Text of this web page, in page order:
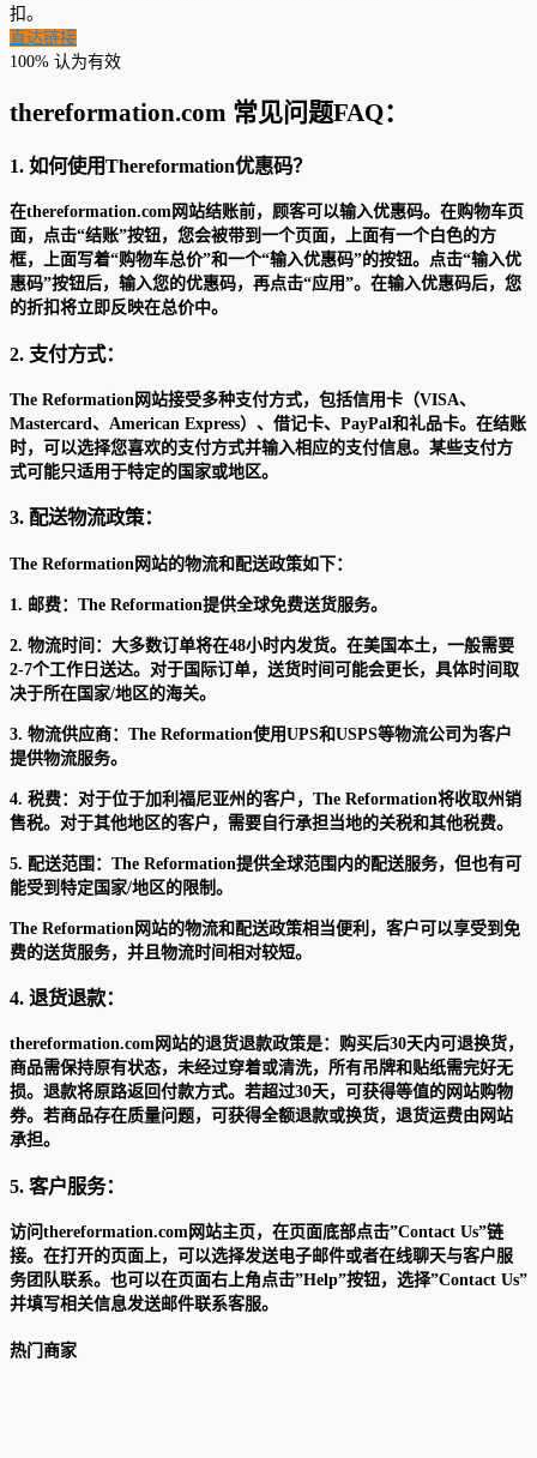
扣。
直达链接
100% 认为有效
thereformation.com 常见问题FAQ：
1. 如何使用Thereformation优惠码？
在thereformation.com网站结账前，顾客可以输入优惠码。在购物车页
面，点击“结账”按钮，您会被带到一个页面，上面有一个白色的方
框，上面写着“购物车总价”和一个“输入优惠码”的按钮。点击“输入优
惠码”按钮后，输入您的优惠码，再点击“应用”。在输入优惠码后，您
的折扣将立即反映在总价中。
2. 支付方式：
The Reformation网站接受多种支付方式，包括信用卡（VISA、
Mastercard、American Express）、借记卡、PayPal和礼品卡。在结账
时，可以选择您喜欢的支付方式并输入相应的支付信息。某些支付方
式可能只适用于特定的国家或地区。
3. 配送物流政策：
The Reformation网站的物流和配送政策如下：
1. 邮费：The Reformation提供全球免费送货服务。
2. 物流时间：大多数订单将在48小时内发货。在美国本土，一般需要
2-7个工作日送达。对于国际订单，送货时间可能会更长，具体时间取
决于所在国家/地区的海关。
3. 物流供应商：The Reformation使用UPS和USPS等物流公司为客户
提供物流服务。
4. 税费：对于位于加利福尼亚州的客户，The Reformation将收取州销
售税。对于其他地区的客户，需要自行承担当地的关税和其他税费。
5. 配送范围：The Reformation提供全球范围内的配送服务，但也有可
能受到特定国家/地区的限制。
The Reformation网站的物流和配送政策相当便利，客户可以享受到免
费的送货服务，并且物流时间相对较短。
4. 退货退款：
thereformation.com网站的退货退款政策是：购买后30天内可退换货，
商品需保持原有状态，未经过穿着或清洗，所有吊牌和贴纸需完好无
损。退款将原路返回付款方式。若超过30天，可获得等值的网站购物
券。若商品存在质量问题，可获得全额退款或换货，退货运费由网站
承担。
5. 客户服务：
访问thereformation.com网站主页，在页面底部点击”Contact Us”链
接。在打开的页面上，可以选择发送电子邮件或者在线聊天与客户服
务团队联系。也可以在页面右上角点击”Help”按钮，选择”Contact Us”
并填写相关信息发送邮件联系客服。
热门商家